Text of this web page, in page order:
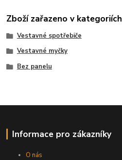
Zboží zařazeno v kategoriích
Vestavné spotřebiče
Vestavné myčky
Bez panelu
Informace pro zákazníky
O nás